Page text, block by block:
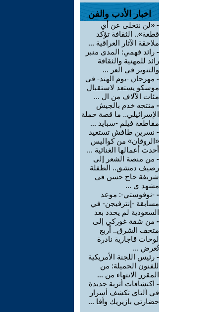
اخبار الأدب والفن
- «لن نتخلى عن أي
قطعة».. الثقافة تؤكد
ملاحقة الآثار العراقية ...
- رائد فهمي: المدى منبر
رائد للمهنية والثقافة
والتنوير في العر ...
- مهرجان -يوم الهند- في
موسكو يستعد لاستقبال
مئات الآلاف من ال ...
- منتجه خدم بالجيش
الإسرائيلي.. ما قصة حملة
مقاطعة فيلم -سبايد ...
- نسرين طافش تستعيد
«الروقان» من كواليس
أحدث أعمالها الغنائية ...
- من منصة الشعر إلى
رصيف دمشق.. الطفلة
شريفة حاج حسن في
مشهد ي ...
- -نوفوستي-: موعد
مسابقة -إنترفيجن- في
السعودية لم يحدد بعد
- من شقة غوركي إلى
متحف الشرق.. أربع
لوحات قاجارية نادرة
تُعرض ...
- رئيس اللجنة الأمريكية
للفنون الجميلة: من
المقرر الانتهاء من ...
- اكتشافات أثرية جديدة
في ألتاي تكشف أسرار
حضارتي بازيريك وأفا ...